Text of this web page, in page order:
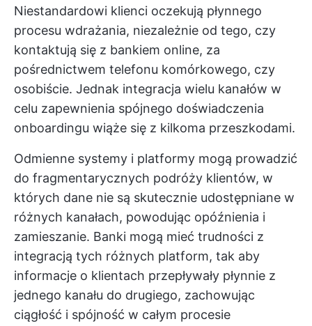
Niestandardowi klienci oczekują płynnego
procesu wdrażania, niezależnie od tego, czy
kontaktują się z bankiem online, za
pośrednictwem telefonu komórkowego, czy
osobiście. Jednak integracja wielu kanałów w
celu zapewnienia spójnego doświadczenia
onboardingu wiąże się z kilkoma przeszkodami.
Odmienne systemy i platformy mogą prowadzić
do fragmentarycznych podróży klientów, w
których dane nie są skutecznie udostępniane w
różnych kanałach, powodując opóźnienia i
zamieszanie. Banki mogą mieć trudności z
integracją tych różnych platform, tak aby
informacje o klientach przepływały płynnie z
jednego kanału do drugiego, zachowując
ciągłość i spójność w całym procesie